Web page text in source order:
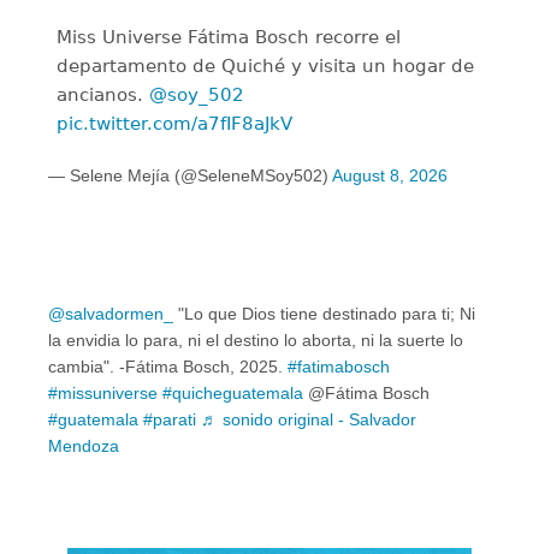
Miss Universe Fátima Bosch recorre el
departamento de Quiché y visita un hogar de
ancianos. @soy_502
pic.twitter.com/a7fIF8aJkV
— Selene Mejía (@SeleneMSoy502) August 8, 2026
@salvadormen_
"Lo que Dios tiene destinado para ti; Ni
la envidia lo para, ni el destino lo aborta, ni la suerte lo
cambia". -Fátima Bosch, 2025. #fatimabosch
#missuniverse #quicheguatemala @Fátima Bosch
#guatemala #parati ♬ sonido original - Salvador
Mendoza